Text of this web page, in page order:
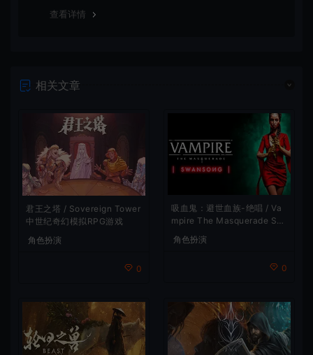
查看详情
相关文章
君王之塔 / Sovereign Tower
中世纪奇幻模拟RPG游戏
角色扮演
0
吸血鬼：避世血族-绝唱 / Va
mpire The Masquerade Sw
ansong
角色扮演
0